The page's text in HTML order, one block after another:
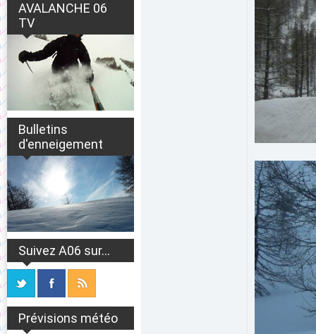
AVALANCHE 06
TV
Bulletins
d'enneigement
Suivez A06 sur...
Prévisions météo